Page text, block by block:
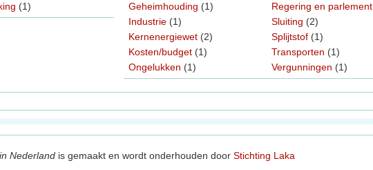
(1)
Geheimhouding (1)
Industrie (1)
Kernenergiewet (2)
Kosten/budget (1)
Ongelukken (1)
Regering en parlement
Sluiting (2)
Splijtstof (1)
Transporten (1)
Vergunningen (1)
Nederland is gemaakt en wordt onderhouden door Stichting Laka